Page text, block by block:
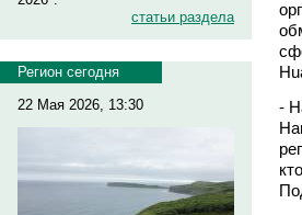
статьи раздела
Регион сегодня
22 Мая 2026, 13:30
-